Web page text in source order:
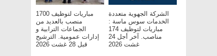
مباريات لتوظيف 1700
منصب بالعديد من
الجماعات الترابية و
إدارات عمومية. الترشيح
قبل 28 غشت 2026
الشركة الجهوية متعددة
الخدمات سوس ماسة :
مباريات لتوظيف 174
مناصب. آخر أجل 24
غشت 2026